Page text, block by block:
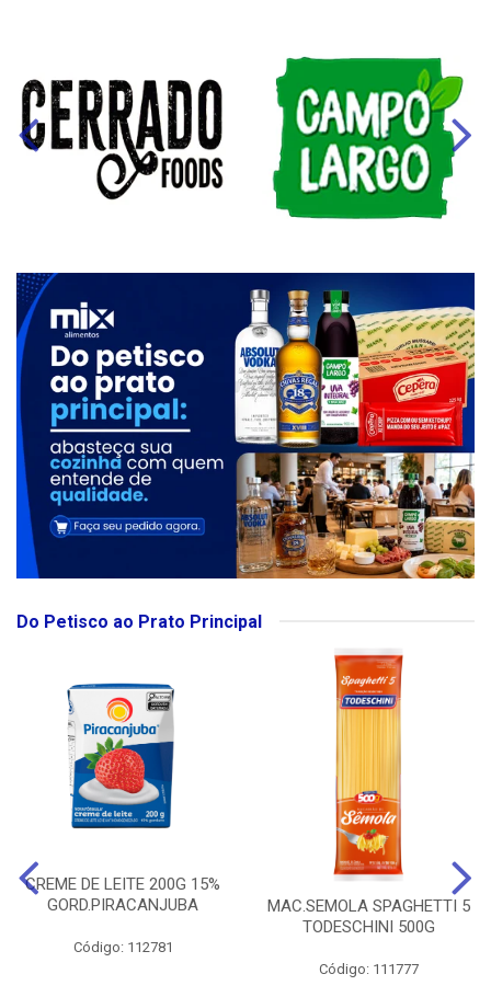
Do Petisco ao Prato Principal
CREME DE LEITE 200G 15%
GORD.PIRACANJUBA
Código: 112781
MAC.SEMOLA SPAGHETTI 5
TODESCHINI 500G
Código: 111777